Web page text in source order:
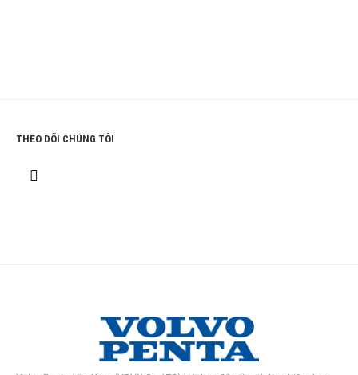
THEO DÕI CHÚNG TÔI